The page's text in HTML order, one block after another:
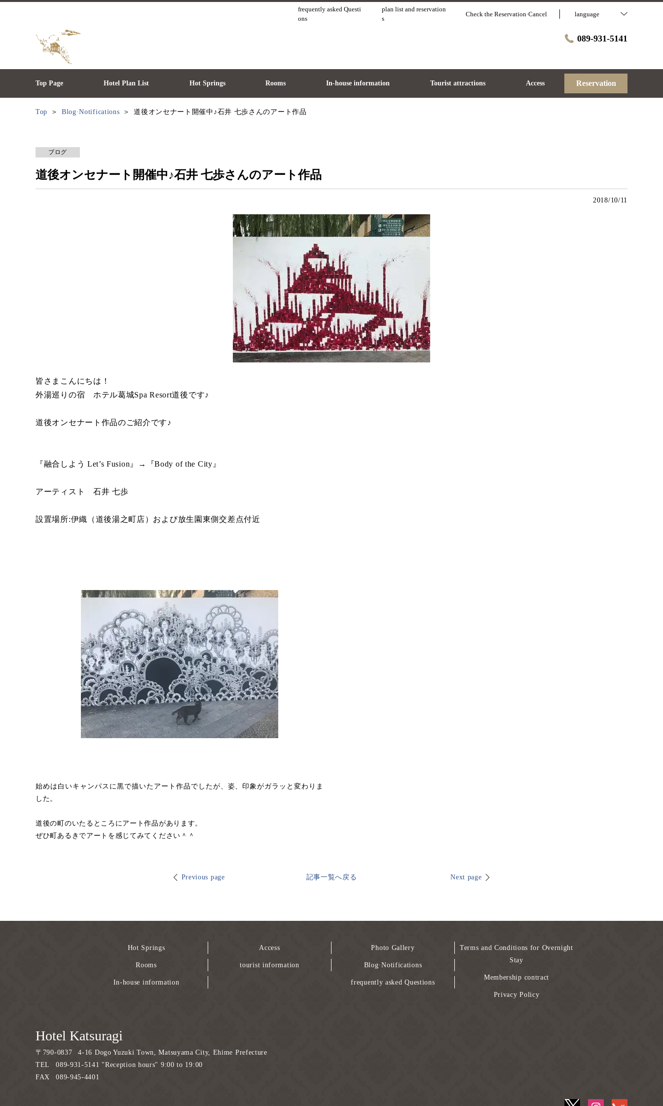
frequently asked Questi
ons
plan list and reservation
s
Check the Reservation·Cancel language
089-931-5141
Top Page Hotel Plan List Hot Springs Rooms In-house information Tourist attractions Access Reservation
Top Blog·Notifications 道後オンセナート開催中♪石井 七歩さんのアート作品
ブログ
道後オンセナート開催中♪石井 七歩さんのアート作品
2018/10/11
皆さまこんにちは！
外湯巡りの宿 ホテル葛城Spa Resort道後です♪
道後オンセナート作品のご紹介です♪
『融合しよう Let’s Fusion』→『Body of the City』
アーティスト 石井 七歩
設置場所:伊織（道後湯之町店）および放生園東側交差点付近
始めは白いキャンパスに黒で描いたアート作品でしたが、姿、印象がガラッと変わりま
した。
道後の町のいたるところにアート作品があります。
ぜひ町あるきでアートを感じてみてください＾＾
Previous page 記事一覧へ戻る Next page
Hot Springs
Rooms
In-house information
Access
tourist information
Photo Gallery
Blog·Notifications
frequently asked Questions
Terms and Conditions for Overnight
Stay
Membership contract
Privacy Policy
Hotel Katsuragi
〒 790-0837
4-16 Dogo Yuzuki Town, Matsuyama City, Ehime Prefecture
TEL
089-931-5141 "Reception hours" 9:00 to 19:00
FAX
089-945-4401